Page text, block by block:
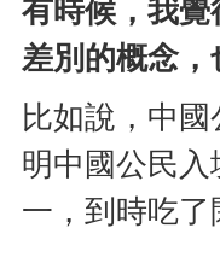
有時候，我
差別的概念
比如說，中
明中國公民
一，到時吃